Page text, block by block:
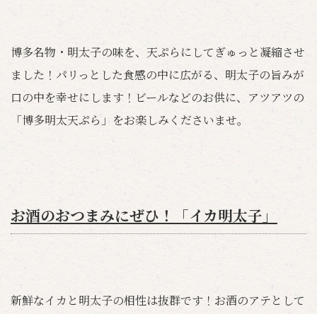
博多名物・明太子の味を、天ぷらにしてぎゅっと凝縮させ
ました！パリっとした食感の中に広がる、明太子の旨みが
口の中を幸せにします！ビールなどのお供に、アツアツの
「博多明太天ぷら」をお楽しみくださいませ。
お酒のおつまみにぜひ！「イカ明太子」
新鮮なイカと明太子の相性は抜群です！お酒のアテとして